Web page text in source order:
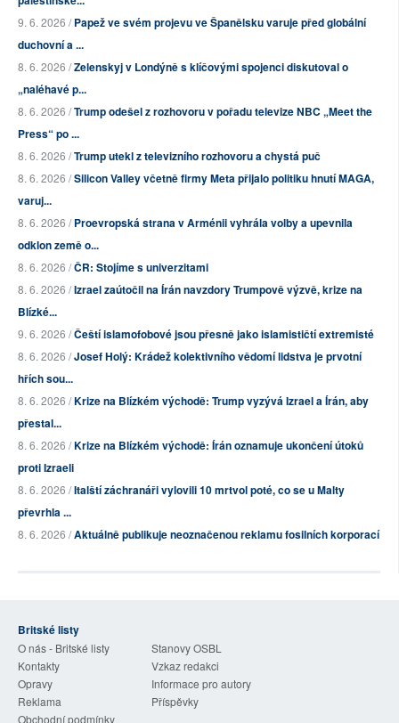
9. 6. 2026 /Papež ve svém projevu ve Španělsku varuje před globální
duchovní a ...
8. 6. 2026 /Zelenskyj v Londýně s klíčovými spojenci diskutoval o
„naléhavé p...
8. 6. 2026 /Trump odešel z rozhovoru v pořadu televize NBC „Meet the
Press“ po ...
8. 6. 2026 /Trump utekl z televizního rozhovoru a chystá puč
8. 6. 2026 /Silicon Valley včetně firmy Meta přijalo politiku hnutí MAGA,
varuj...
8. 6. 2026 /Proevropská strana v Arménii vyhrála volby a upevnila
odklon země o...
8. 6. 2026 /ČR: Stojíme s univerzitami
8. 6. 2026 /Izrael zaútočil na Írán navzdory Trumpově výzvě, krize na
Blízké...
9. 6. 2026 /Čeští islamofobové jsou přesně jako islamističtí extremisté
8. 6. 2026 /Josef Holý: Krádež kolektivního vědomí lidstva je prvotní
hřích sou...
8. 6. 2026 /Krize na Blízkém východě: Trump vyzývá Izrael a Írán, aby
přestal...
8. 6. 2026 /Krize na Blízkém východě: Írán oznamuje ukončení útoků
proti Izraeli
8. 6. 2026 /Italští záchranáři vylovili 10 mrtvol poté, co se u Malty
převrhla ...
8. 6. 2026 /Aktuálně publikuje neoznačenou reklamu fosilních korporací
Britské listy
O nás - Britské listy
Stanovy OSBL
Kontakty
Vzkaz redakci
Opravy
Informace pro autory
Reklama
Příspěvky
Obchodní podmínky